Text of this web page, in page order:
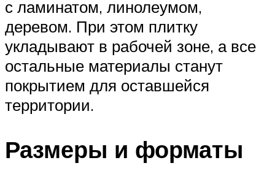
с ламинатом, линолеумом,
деревом. При этом плитку
укладывают в рабочей зоне, а все
остальные материалы станут
покрытием для оставшейся
территории.
Размеры и форматы